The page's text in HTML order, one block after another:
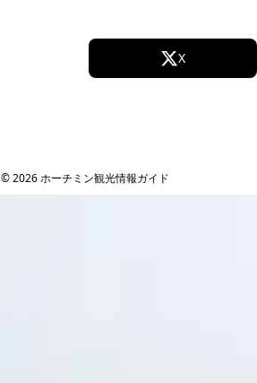
X
© 2026 ホーチミン観光情報ガイド